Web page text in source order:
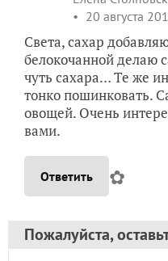
20 августа
Света, сахар
белокочанной делаю
чуть сахара… Те же
тонко пошинковать.
овощей. Очень
вами.
Ответить ✿
Пожалуйста,